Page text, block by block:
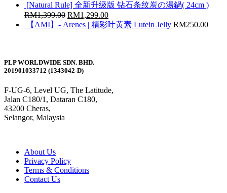
[Natural Rule] 全新升级版 钻石条纹炭の湯鍋( 24cm )
RM1,399.00 RM1,299.00
【AMI】- Arenes | 精彩叶黄素 Lutein Jelly RM250.00
PLP WORLDWIDE SDN. BHD.
201901033712 (1343042-D)
F-UG-6, Level UG, The Latitude,
Jalan C180/1, Dataran C180,
43200 Cheras,
Selangor, Malaysia
About Us
Privacy Policy
Terms & Conditions
Contact Us